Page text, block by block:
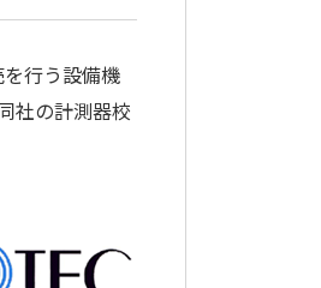
お問い合わせ
お問い合わせ
行う設備機
社の計測器校